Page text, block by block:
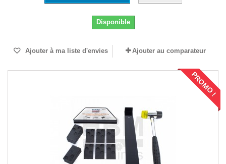
Disponible
Ajouter à ma liste d'envies Ajouter au comparateur
PROMO !